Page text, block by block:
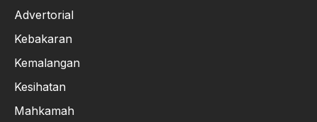
Advertorial
Kebakaran
Kemalangan
Kesihatan
Mahkamah